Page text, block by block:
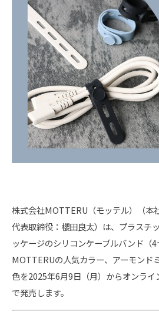
株式会社MOTTERU（モッテル）（本
代表取締役：櫻田良太）は、プラスチ
ッケージのシリコンケーブルバンド（
MOTTERUの人気カラー、アーモンド
色を2025年6月9日（月）からオンラ
で発売します。